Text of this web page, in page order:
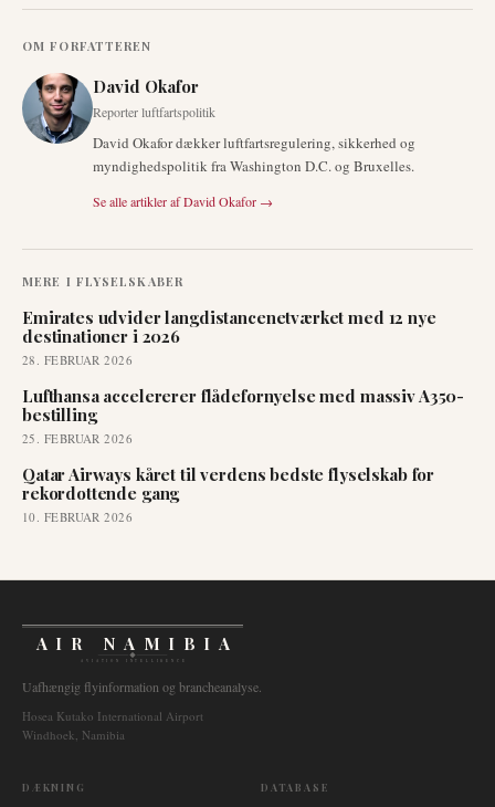
OM FORFATTEREN
David Okafor
Reporter luftfartspolitik
David Okafor dækker luftfartsregulering, sikkerhed og
myndighedspolitik fra Washington D.C. og Bruxelles.
Se alle artikler afDavid Okafor →
MERE I FLYSELSKABER
Emirates udvider langdistancenetværket med 12 nye
destinationer i 2026
28. FEBRUAR 2026
Lufthansa accelererer flådefornyelse med massiv A350-
bestilling
25. FEBRUAR 2026
Qatar Airways kåret til verdens bedste flyselskab for
rekordottende gang
10. FEBRUAR 2026
AIR NAMIBIA
AVIATION INTELLIGENCE
Uafhængig flyinformation og brancheanalyse.
Hosea Kutako International Airport
Windhoek, Namibia
DÆKNING DATABASE